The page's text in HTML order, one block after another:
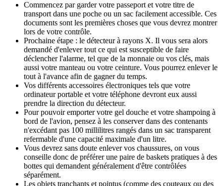
Commencez par garder votre passeport et votre titre de
transport dans une poche ou un sac facilement accessible. Ces
documents sont les premières choses que vous devrez montrer
lors de votre contrôle.
Prochaine étape : le détecteur à rayons X. Il vous sera alors
demandé d'enlever tout ce qui est susceptible de faire
déclencher l'alarme, tel que de la monnaie ou vos clés, mais
aussi votre manteau ou votre ceinture. Vous pourrez enlever le
tout à l'avance afin de gagner du temps.
Vos différents accessoires électroniques tels que votre
ordinateur portable et votre téléphone devront eux aussi
prendre la direction du détecteur.
Pour pouvoir emporter votre gel douche et votre shampoing à
bord de l'avion, pensez à les conserver dans des contenants
n'excédant pas 100 millilitres rangés dans un sac transparent
refermable d'une capacité maximale d'un litre.
Vous devrez sans doute enlever vos chaussures, on vous
conseille donc de préférer une paire de baskets pratiques à des
bottes qui demandent généralement d'être contrôlées
séparément.
Les objets tranchants et pointus (comme des couteaux ou des